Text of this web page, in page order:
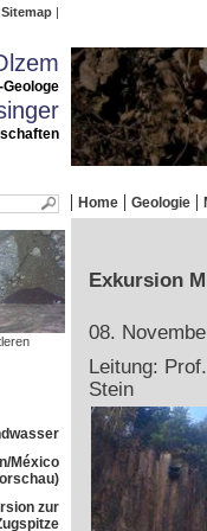
Sitemap
Geologe
Home Geologie
México
zur
Exkursion
08.
Leitung:
Stein